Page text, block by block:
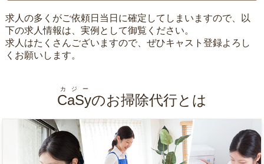
求人の多くがご依頼日当日に確定してしまいますので、以
下の求人情報は、実例として御覧ください。
求人はたくさんございますので、ぜひキャスト登録よろし
くお願いします。
CaSy
カジー
のお掃除代行とは